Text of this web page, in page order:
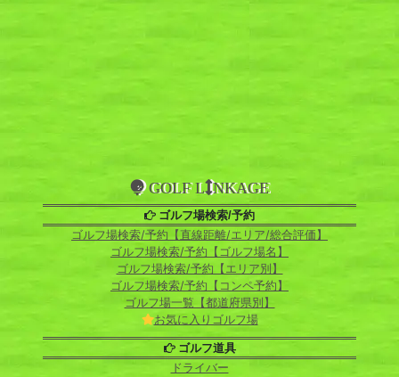
GOLF L NKAGE
ゴルフ場検索/予約
ゴルフ場検索/予約【直線距離/エリア/総合評価】
ゴルフ場検索/予約【ゴルフ場名】
ゴルフ場検索/予約【エリア別】
ゴルフ場検索/予約【コンペ予約】
ゴルフ場一覧【都道府県別】
お気に入りゴルフ場
ゴルフ道具
ドライバー